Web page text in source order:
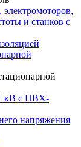
электромоторов,
и станков с
кВ с ПВХ-
напряжения